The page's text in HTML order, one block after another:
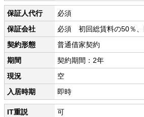
保証人代行
必須
保証会社
必須 初回総賃料の50％、
契約形態
普通借家契約
期間
契約期間：2年
現況
空
入居時期
即時
IT重説
可